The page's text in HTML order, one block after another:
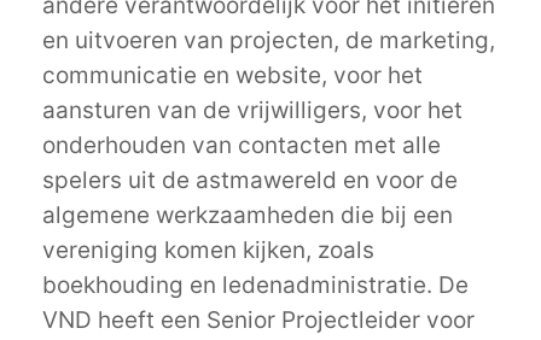
en uitvoeren van projecten, de marketing,
communicatie en website, voor het
aansturen van de vrijwilligers, voor het
onderhouden van contacten met alle
spelers uit de astmawereld en voor de
algemene werkzaamheden die bij een
vereniging komen kijken, zoals
boekhouding en ledenadministratie. De
VND heeft een Senior Projectleider voor